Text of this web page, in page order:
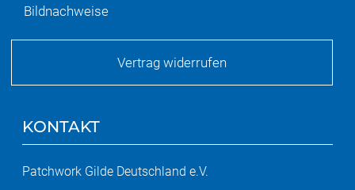
Bildnachweise
Vertrag widerrufen
KONTAKT
Patchwork Gilde Deutschland e.V.